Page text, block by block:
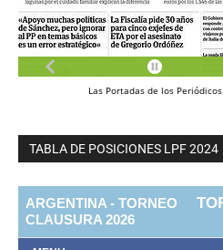
Las Portadas de los Periódicos
TABLA DE POSICIONES LPF 2024